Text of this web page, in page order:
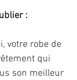
:
votre robe de
qui
son meilleur